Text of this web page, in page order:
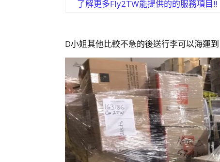
了解更多Fly2TW能提供的的服務項目!!
D小姐其他比較不急的後送行李可以海運到